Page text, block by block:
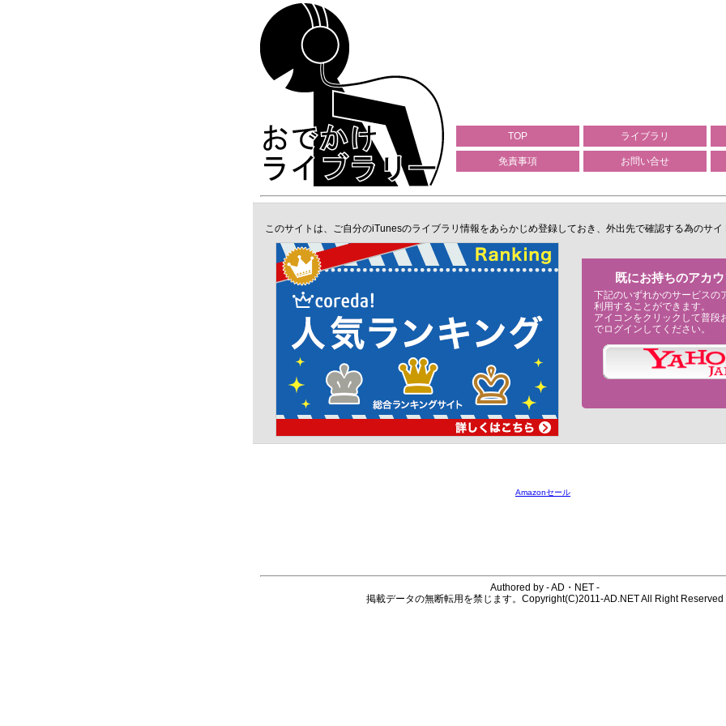
TOP ライブラリ
免責事項 お問い合せ
このサイトは、ご自分のiTunesのライブラリ情報をあらかじめ登録しておき、外出先で確認する為のサイ
既にお持ちのアカ
下記のいずれかのサービスの
利用することができます。
アイコンをクリックして普段
でログインしてください。
Amazonセール
Authored by - AD・NET -
掲載データの無断転用を禁じます。Copyright(C)2011-AD.NET All Right Reserved